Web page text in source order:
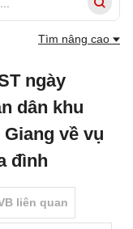
Tìm nâng cao
ngày
dân khu
về vụ
đình
liên quan